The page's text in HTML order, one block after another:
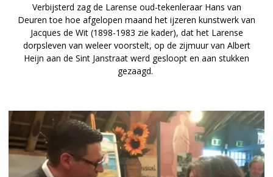
Verbijsterd zag de Larense oud-tekenleraar Hans van
Deuren toe hoe afgelopen maand het ijzeren kunstwerk van
Jacques de Wit (1898-1983 zie kader), dat het Larense
dorpsleven van weleer voorstelt, op de zijmuur van Albert
Heijn aan de Sint Janstraat werd gesloopt en aan stukken
gezaagd.